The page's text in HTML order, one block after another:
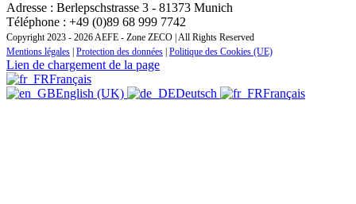
Adresse : Berlepschstrasse 3 - 81373 Munich
Téléphone : +49 (0)89 68 999 7742
Copyright 2023 - 2026 AEFE - Zone ZECO | All Rights Reserved
Mentions légales Protection des données Politique des Cookies (UE)
Lien de chargement de la page
Français
English (UK)
Deutsch Français